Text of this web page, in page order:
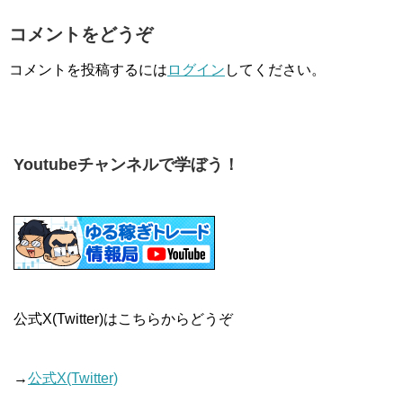
コメントをどうぞ
コメントを投稿するには ログイン してください。
Youtubeチャンネルで学ぼう！
公式X(Twitter)はこちらからどうぞ
→公式X(Twitter)